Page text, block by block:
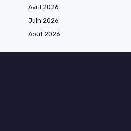
Avril 2026
Juin 2026
Août 2026